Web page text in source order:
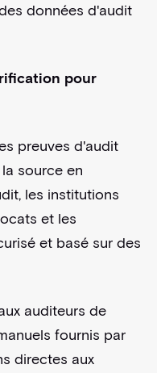
données d'audit
pour
preuves d'audit
source en
les institutions
et les
et basé sur des
auditeurs de
fournis par
directes aux